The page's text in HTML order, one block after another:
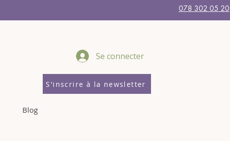
078 302 05 20
Se connecter
S'inscrire à la newsletter
Blog